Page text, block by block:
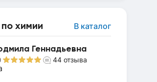
химии В каталог
Геннадьевна
44 отзыва